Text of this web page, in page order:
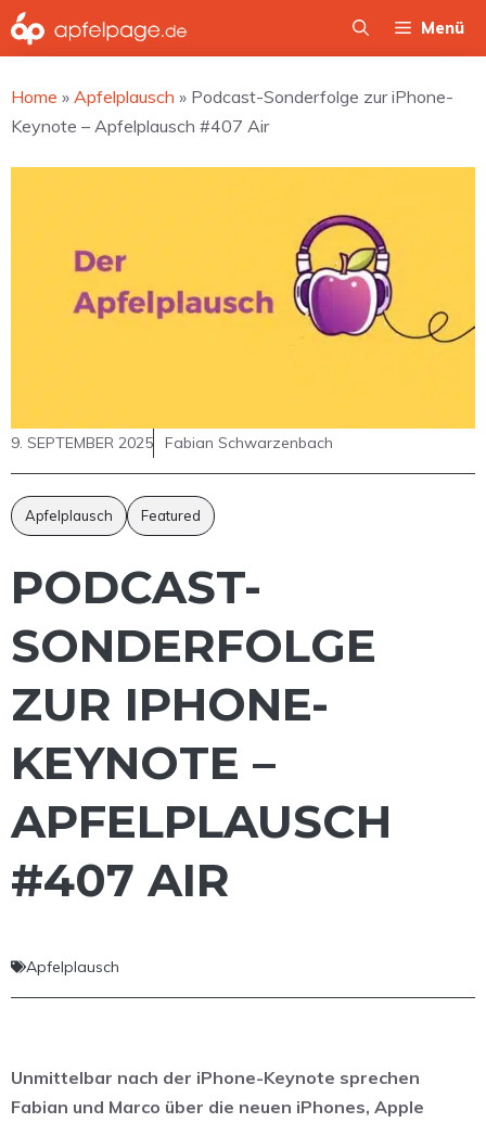
Zum
Inhalt
Menü
Home » Apfelplausch » Podcast-Sonderfolge zur iPhone-
Keynote – Apfelplausch #407 Air
9. SEPTEMBER 2025 Fabian Schwarzenbach
Apfelplausch Featured
PODCAST-
SONDERFOLGE
ZUR IPHONE-
KEYNOTE –
APFELPLAUSCH
#407 AIR
Apfelplausch
Unmittelbar nach der iPhone-Keynote sprechen
Fabian und Marco über die neuen iPhones, Apple